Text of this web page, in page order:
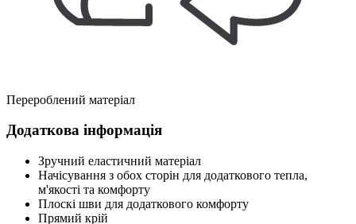
Перероблений матеріал
Додаткова інформація
Зручний еластичний матеріал
Начісування з обох сторін для додаткового тепла,
м'якості та комфорту
Плоскі шви для додаткового комфорту
Прямий крій